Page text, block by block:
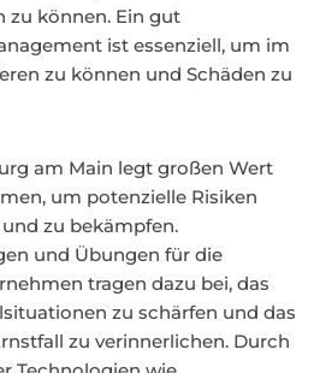
zu können. Ein gut
ist essenziell, um im
zu können und Schäden zu
am Main legt großen Wert
um potenzielle Risiken
zu bekämpfen.
und Übungen für die
tragen dazu bei, das
zu schärfen und das
zu verinnerlichen. Durch